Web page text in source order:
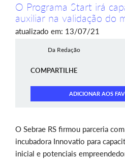
O Programa Start irá
auxiliar na validação do
atualizado em: 13/07/21
Da Redação
COMPARTILHE
ADICIONAR AOS
O Sebrae RS firmou parceria
incubadora Innovatio para
inicial e potenciais